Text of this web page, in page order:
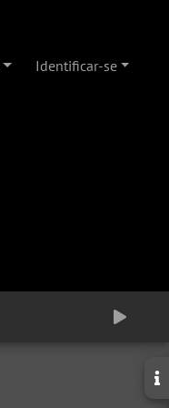
Identificar-se